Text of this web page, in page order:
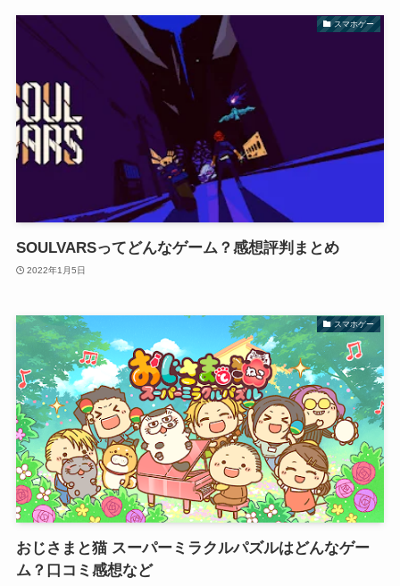
スマホゲー
SOULVARSってどんなゲーム？感想評判まとめ
2022年1月5日
スマホゲー
おじさまと猫 スーパーミラクルパズルはどんなゲー
ム？口コミ感想など